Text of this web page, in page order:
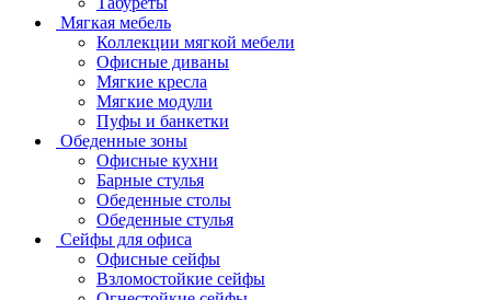
Мягкая мебель
Коллекции мягкой мебели
Офисные диваны
Мягкие кресла
Мягкие модули
Пуфы и банкетки
Обеденные зоны
Офисные кухни
Барные стулья
Обеденные столы
Обеденные стулья
Сейфы для офиса
Офисные сейфы
Взломостойкие сейфы